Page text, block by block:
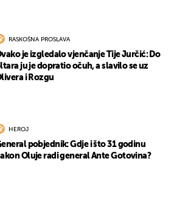
RASKOŠNA PROSLAVA
je izgledalo vjenčanje Tije Jurčić: Do
ju je dopratio očuh, a slavilo se uz
i Rozgu
HEROJ
pobjednik: Gdje i što 31 godinu
Oluje radi general Ante Gotovina?